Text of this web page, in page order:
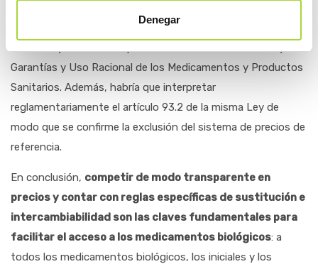
Denegar
niente que otro tanto se hiciera en
Garan­tías y Uso Racional de los Medicamentos y Productos
Sanitarios. Además, habría que interpretar
reglamentariamente el artículo 93.2 de la misma Ley de
modo que se con­firme la exclusión del sistema de precios de
referencia.
En conclusión, competir de modo transpa­rente en
precios y contar con reglas espe­cíficas de sustitución e
intercambiabilidad son las claves fundamentales para
facilitar el acceso a los medicamentos biológicos: a
todos los medicamentos biológicos, los iniciales y los